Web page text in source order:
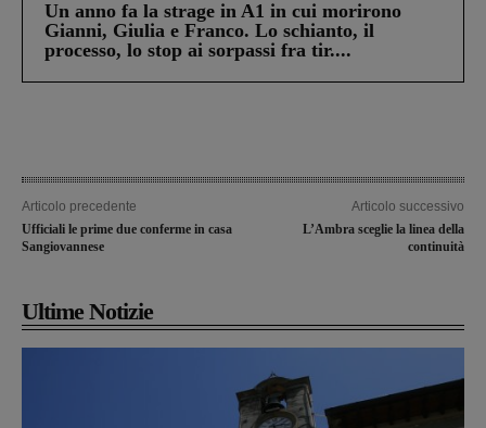
Un anno fa la strage in A1 in cui morirono
Gianni, Giulia e Franco. Lo schianto, il
processo, lo stop ai sorpassi fra tir....
Articolo precedente
Ufficiali le prime due conferme in casa
Sangiovannese
Articolo successivo
L’Ambra sceglie la linea della
continuità
Ultime Notizie